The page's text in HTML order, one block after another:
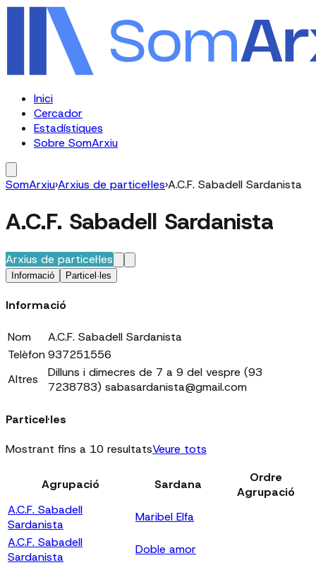
Inici
Cercador
Estadístiques
Sobre SomArxiu
SomArxiu›Arxius de particel·les›A.C.F. Sabadell Sardanista
A.C.F. Sabadell Sardanista
Arxius de particel·les
Informació Particel·les
Informació
Nom
A.C.F. Sabadell Sardanista
Telèfon937251556
Altres
Dilluns i dimecres de 7 a 9 del vespre (93
7238783) sabasardanista@gmail.com
Particel·les
Mostrant fins a 10 resultatsVeure tots
Agrupació Sardana
Ordre
Agrupació
A.C.F. Sabadell
Sardanista
Maribel Elfa
A.C.F. Sabadell
Sardanista
Doble amor